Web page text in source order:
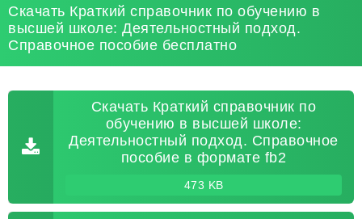
Скачать Краткий справочник по обучению в
высшей школе: Деятельностный подход.
Справочное пособие бесплатно
Скачать Краткий справочник по
обучению в высшей школе:
Деятельностный подход. Справочное
пособие в формате fb2
473 KB